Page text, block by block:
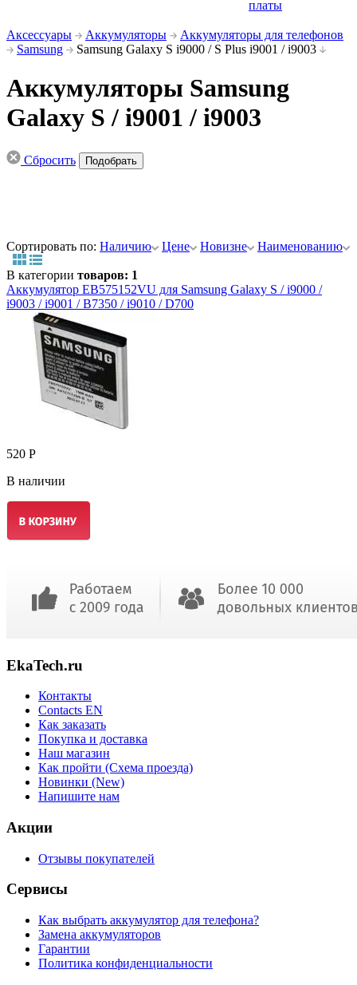
платы
Аксессуары Аккумуляторы
Аккумуляторы для телефонов
Samsung
Samsung Galaxy S i9000 / S Plus i9001 / i9003
Аккумуляторы Samsung
Galaxy S / i9001 / i9003
Сбросить
Сортировать по: Наличию Цене Новизне Наименованию
В категории товаров: 1
Аккумулятор EB575152VU для Samsung Galaxy S / i9000 /
i9003 / i9001 / B7350 / i9010 / D700
520 Р
В наличии
EkaTech.ru
Контакты
Contacts EN
Как заказать
Покупка и доставка
Наш магазин
Как пройти (Схема проезда)
Новинки (New)
Напишите нам
Акции
Отзывы покупателей
Сервисы
Как выбрать аккумулятор для телефона?
Замена аккумуляторов
Гарантии
Политика конфиденциальности